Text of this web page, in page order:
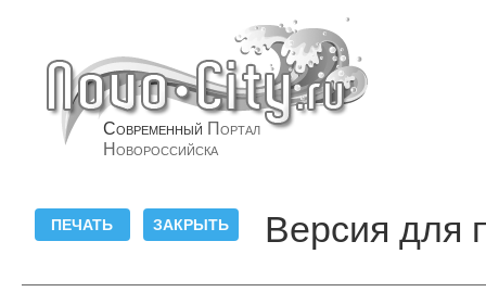
Современный Портал
Новороссийска
Версия для